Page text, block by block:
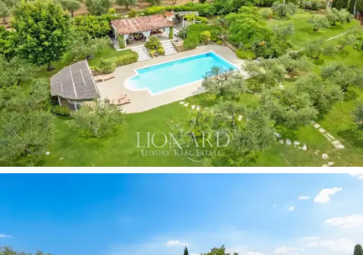
Парк, окружающий виллу, простирается на 3 гектара
- это ухоженный газон, украшенный статуями и
пышной растительностью, в том числе пальмами,
кипарисами и вековыми оливковыми деревьями,
окруженными прохладным лесом. Ландшафтный
дизайн создает связь между архитектурой виллы и
окружающим е пространством. В саду находится
великолепный бассейн, идеальный для отдыха в
прекрасные летние дни. Вокруг бассейна
расположились солярий и две веранды, одна из
которых оборудована под обеденную зону с